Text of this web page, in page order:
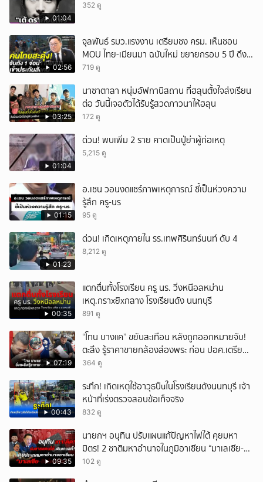
01:04
352 ดู
02:56
จุลพันธ์ รมว.แรงงาน เตรียมชง ครม. เห็นชอบ
MOU ไทย-เมียนมา ฉบับใหม่ ขยายกรอบ 5 ปี ดึง
แรงงานเข้าระบบ
719 ดู
03:25
นาซาตาลา หนุ่มอัฟกานิสถาน ที่ฮลุนตั้งใจส่งเรียน
ต่อ วันนี้เจอตัวได้รับรู้สวดภาวนาให้ฮลุน
172 ดู
01:04
ด่วน! พบเพิ่ม 2 ราย คาดเป็นปู่ย่าผู้ก่อเหตุ
5,215 ดู
01:15
อ.เชน วอนงดแชร์ภาพเหตุการณ์ ชี้เป็นห่วงความ
รู้สึก ครู-นร
95 ดู
01:23
ด่วน! เกิดเหตุภายใน รร.เทพศิรินทร์นนท์ ดับ 4
8,212 ดู
00:35
แตกตื่นทั้งโรงเรียน ครู นร. วิ่งหนีอลหม่าน
เหตุ.กราxยิxกลาง โรงเรียนดัง นนทบุรี
891 ดู
07:19
“โทน บางแค” ขยับสะเทือน หลังถูกออกหมายจับ!
ตะลึง รู้ราคาขายกล้องส่องพระ ก่อน ปอศ.เตรียม
บุกรวบ?
364 ดู
00:43
ระทึก! เกิดเหตุใช้อาวุธปืuในโรงเรียนดังนนทบุรี เจ้า
หน้าที่เร่งตรวจสอบข้อเท็จจริง
832 ดู
09:35
นายกฯ อนุทิน ปรับแผนแก้ปัญหาไฟใต้ คุยมหา
มิตร! 2 ชาติมหาอำนาจในภูมิอาเซียน “มาเลเซีย-
อินโดนีเซีย”
102 ดู